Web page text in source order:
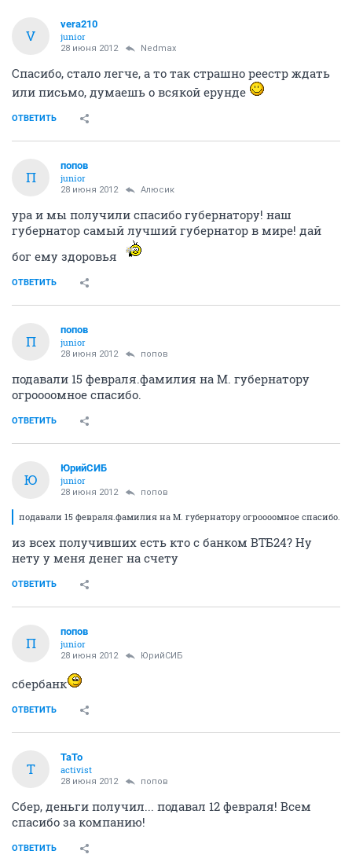
V
vera210
junior
28 июня 2012 Nedmax
Спасибо, стало легче, а то так страшно реестр ждать
или письмо, думаешь о всякой ерунде
ОТВЕТИТЬ
П
попов
junior
28 июня 2012 Алюсик
ура и мы получили спасибо губернатору! наш
губернатор самый лучший губернатор в мире! дай
бог ему здоровья
ОТВЕТИТЬ
П
попов
junior
28 июня 2012 попов
подавали 15 февраля.фамилия на М. губернатору
огроооомное спасибо.
ОТВЕТИТЬ
Ю
ЮрийСИБ
junior
28 июня 2012 попов
подавали 15 февраля.фамилия на М. губернатору огроооомное спасибо.
из всех получивших есть кто с банком ВТБ24? Ну
нету у меня денег на счету
ОТВЕТИТЬ
П
попов
junior
28 июня 2012 ЮрийСИБ
сбербанк
ОТВЕТИТЬ
T
TaTo
activist
28 июня 2012 попов
Сбер, деньги получил... подавал 12 февраля! Всем
спасибо за компанию!
ОТВЕТИТЬ